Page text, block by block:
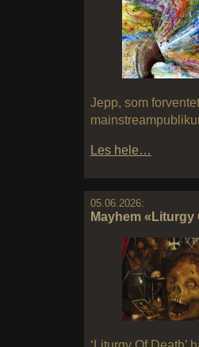
Jepp, som
Les hele…
05.06.2026:
Mayhem «Liturgy